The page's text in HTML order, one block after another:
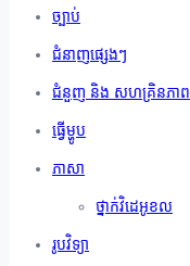
ច្បាប់
ជំនាញផ្សេងៗ
ជំនួញ និង សហគ្រិនភាព
ធ្វើម្ហូប
ភាសា
ថ្នាក់វិដេអូខល
រូបវិទ្យា